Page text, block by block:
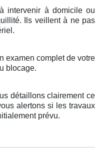
intervenir à domicile ou
Ils veillent à ne pas
examen complet de votre
blocage.
détaillons clairement ce
alertons si les travaux
prévu.